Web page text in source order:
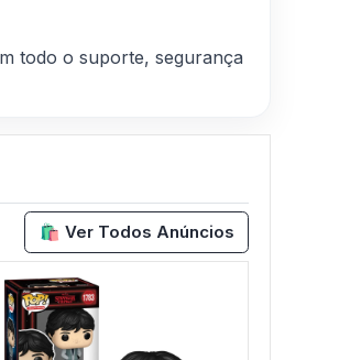
todo o suporte, segurança
🛍️ Ver Todos Anúncios